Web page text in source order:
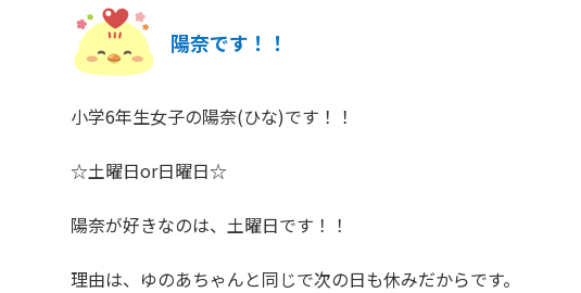
陽奈です！！
小学6年生女子の陽奈(ひな)です！！
☆土曜日or日曜日☆
陽奈が好きなのは、土曜日です！！
理由は、ゆのあちゃんと同じで次の日も休みだからです。